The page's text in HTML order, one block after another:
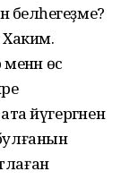
өс
йүгергәнен